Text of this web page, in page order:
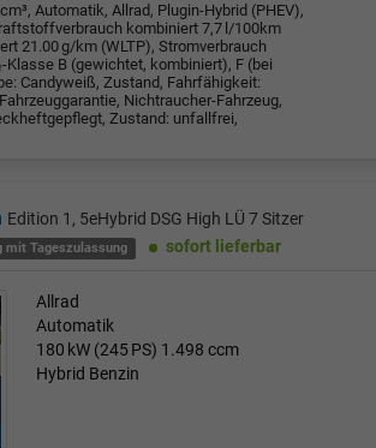
Automatik, Allrad, Plugin-Hybrid (PHEV),
kombiniert 7,7 l/100km
21.00 g/km (WLTP), Stromverbrauch
Klasse B (gewichtet, kombiniert), F (bei
Candyweiß, Zustand, Fahrfähigkeit:
Nichtraucher-Fahrzeug,
Zustand: unfallfrei,
Edition 1, 5eHybrid DSG High LÜ 7 Sitzer
mit Tageszulassung sofort lieferbar
Allrad
Automatik
180 kW (245 PS) 1.498 ccm
Hybrid Benzin